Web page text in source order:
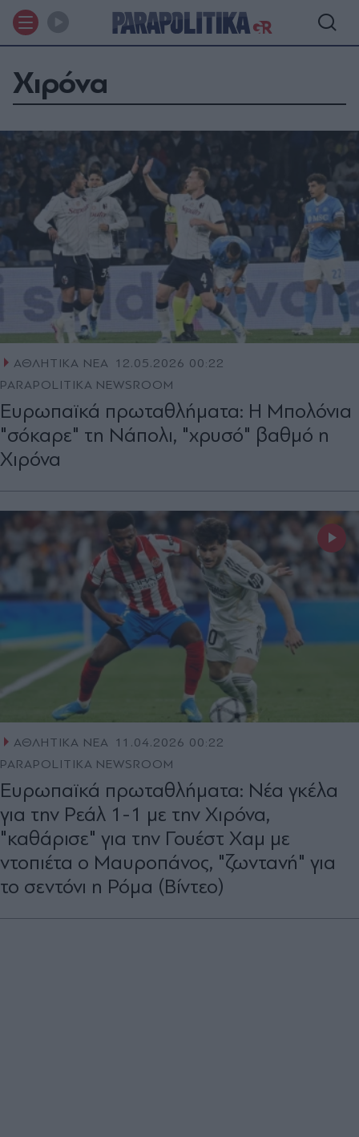
Χιρόνα
ΑΘΛΗΤΙΚΑ ΝΕΑ 12.05.2026 00:22
PARAPOLITIKA NEWSROOM
Ευρωπαϊκά πρωταθλήματα: Η Μπολόνια
"σόκαρε" τη Νάπολι, "χρυσό" βαθμό η
Χιρόνα
ΑΘΛΗΤΙΚΑ ΝΕΑ 11.04.2026 00:22
PARAPOLITIKA NEWSROOM
Ευρωπαϊκά πρωταθλήματα: Νέα γκέλα
για την Ρεάλ 1-1 με την Χιρόνα,
"καθάρισε" για την Γουέστ Χαμ με
ντοπιέτα ο Μαυροπάνος, "ζωντανή" για
το σεντόνι η Ρόμα (Βίντεο)